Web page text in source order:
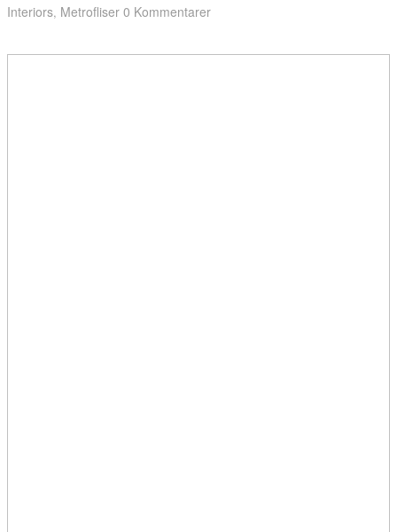
Interiors, Metrofliser 0 Kommentarer